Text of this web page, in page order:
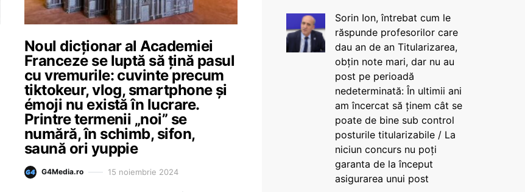
Noul dicționar al Academiei
Franceze se luptă să țină pasul
cu vremurile: cuvinte precum
tiktokeur, vlog, smartphone și
émoji nu există în lucrare.
Printre termenii „noi” se
numără, în schimb, sifon,
saună ori yuppie
G4Media.ro 15 noiembrie 2024
Sorin Ion, întrebat cum le
răspunde profesorilor care
dau an de an Titularizarea,
obțin note mari, dar nu au
post pe perioadă
nedeterminată: În ultimii ani
am încercat să ținem cât se
poate de bine sub control
posturile titularizabile / La
niciun concurs nu poți
garanta de la început
asigurarea unui post